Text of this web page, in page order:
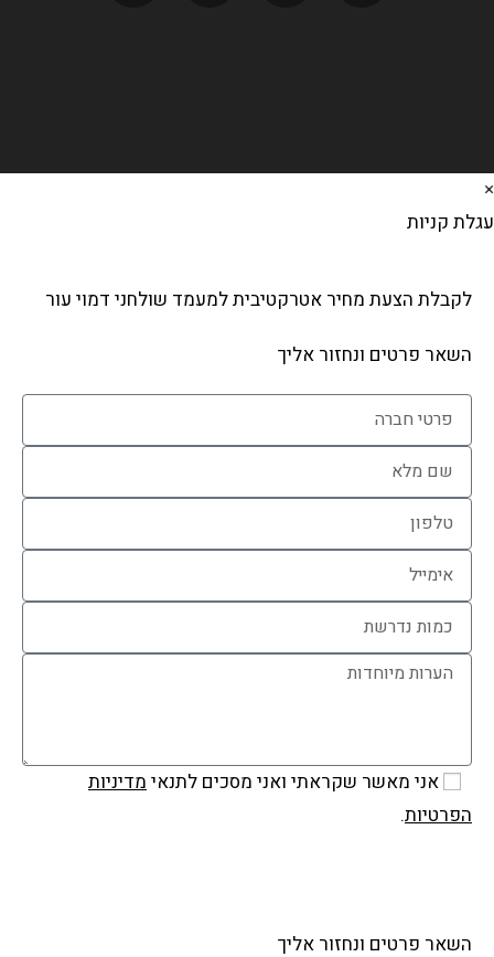
קניות
לקבלת הצעת מחיר אטרקטיבית למעמד שולחני דמוי עור
השאר פרטים ונחזור אליך
אני מאשר שקראתי ואני מסכים לתנאימדיניות
הפרטיות.
השאר פרטים ונחזור אליך